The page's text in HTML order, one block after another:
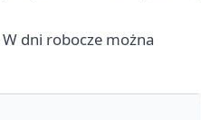
dni robocze można